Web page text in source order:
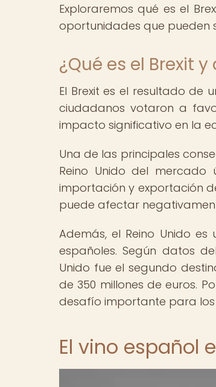
Exploraremos qué es el
oportunidades que pueden
¿Qué es el Brexit
El Brexit es el resultado de
ciudadanos votaron a
impacto significativo en la
Una de las principales
Reino Unido del
importación y exportación
puede afectar
Además, el Reino Unido
españoles. Según datos
Unido fue el segundo
de 350 millones de euros.
desafío importante para
El vino español